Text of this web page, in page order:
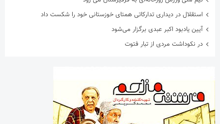
استقلال در دیداری تدارکاتی همتای خوزستانی خود را شکست داد
آیین یادبود اکبر عبدی برگزار می‌شود
در نکوداشت مردی از تبار فتوت